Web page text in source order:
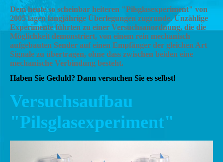
Dem heute so scheinbar heiteren "Pilsglasexperiment" von
2005 lagen langjährige Überlegungen zugrunde. Unzählige
Experimente führten zu einer Versuchsanordnung, die die
Möglichkeit demonstriert, von einem rein mechanisch
aufgebauten Sender auf einen Empfänger der gleichen Art
Signale zu übertragen, ohne dass zwischen beiden eine
mechanische Verbindung besteht.
Haben Sie Geduld? Dann versuchen Sie es selbst!
Versuchsaufbau
"Pilsglasexperiment"